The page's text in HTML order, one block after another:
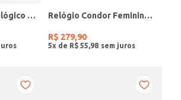
Relógio Casio analógico MW-240-4BVDF-SC Relógio Condor Feminino DOURADO
R$ 279,90
5x de R$ 55 98